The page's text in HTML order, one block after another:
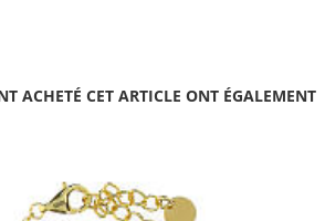
ACHETÉ CET ARTICLE ONT ÉGALEMENT